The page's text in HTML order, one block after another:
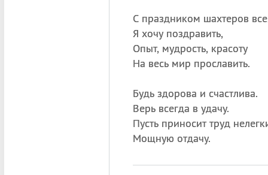
С праздником шахтеров
Я хочу поздравить,
Опыт, мудрость, красоту
На весь мир прославить.
Будь здорова и счастлива.
Верь всегда в удачу.
Пусть приносит труд
Мощную отдачу.